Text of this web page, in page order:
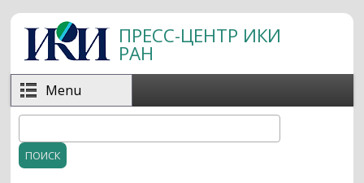
Перейти к основному содержанию
ПРЕСС-ЦЕНТР ИКИ
РАН
Menu
Форма поиска